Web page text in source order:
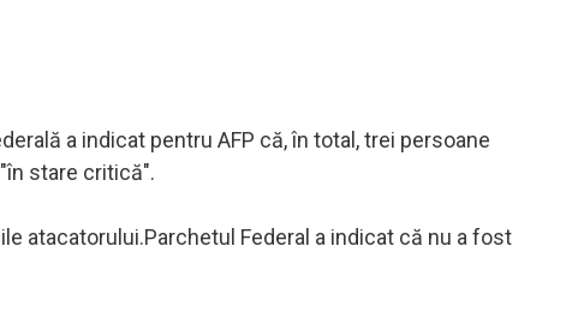
a indicat pentru AFP că, în total, trei persoane
stare critică".
atacatorului.Parchetul Federal a indicat că nu a fost